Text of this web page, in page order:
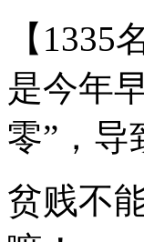
【
是今年
零”，导
贫贱不